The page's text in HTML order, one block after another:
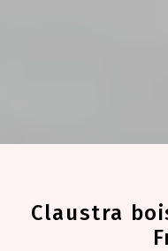
Claustra